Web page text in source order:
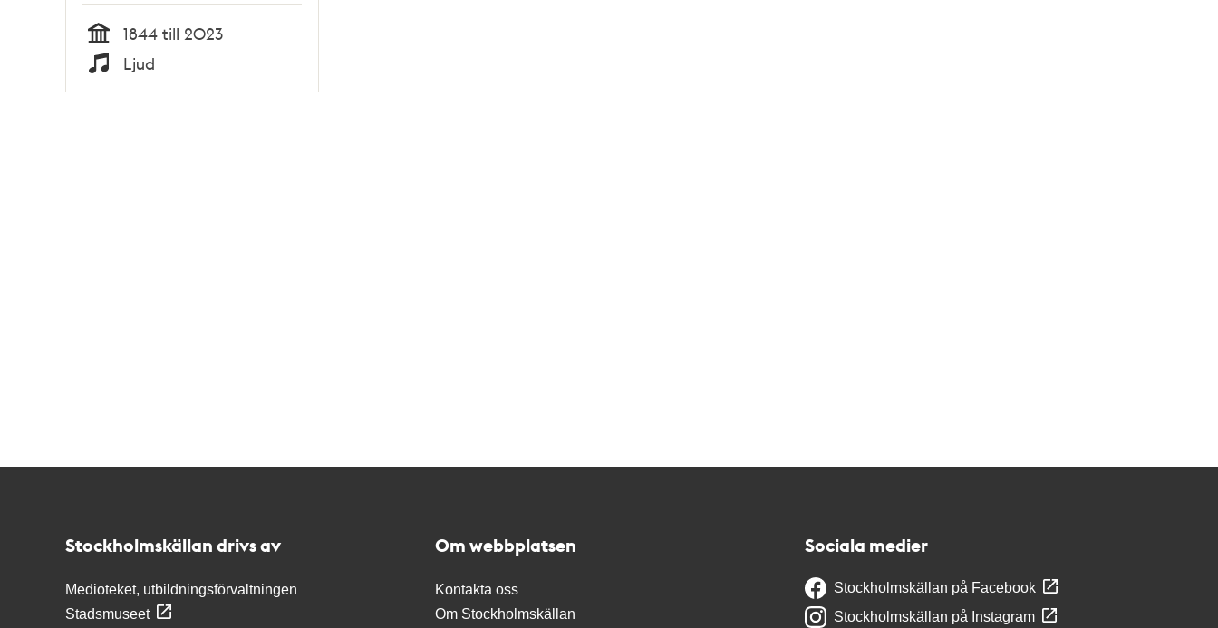
Tid
1844 till 2023
Ljud
Stockholmskällan drivs av
Medioteket, utbildningsförvaltningen
Stadsmuseet
Om webbplatsen
Kontakta oss
Om Stockholmskällan
Sociala medier
Stockholmskällan på Facebook
Stockholmskällan på Instagram